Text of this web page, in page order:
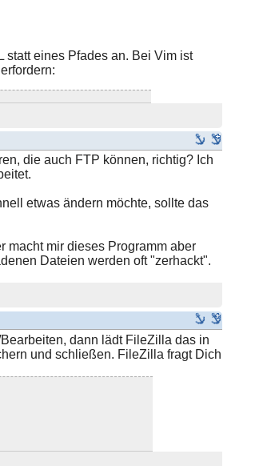
eines Pfades an. Bei Vim ist
die auch FTP können, richtig? Ich
etwas ändern möchte, sollte das
macht mir dieses Programm aber
Dateien werden oft "zerhackt".
dann lädt FileZilla das in
und schließen. FileZilla fragt Dich